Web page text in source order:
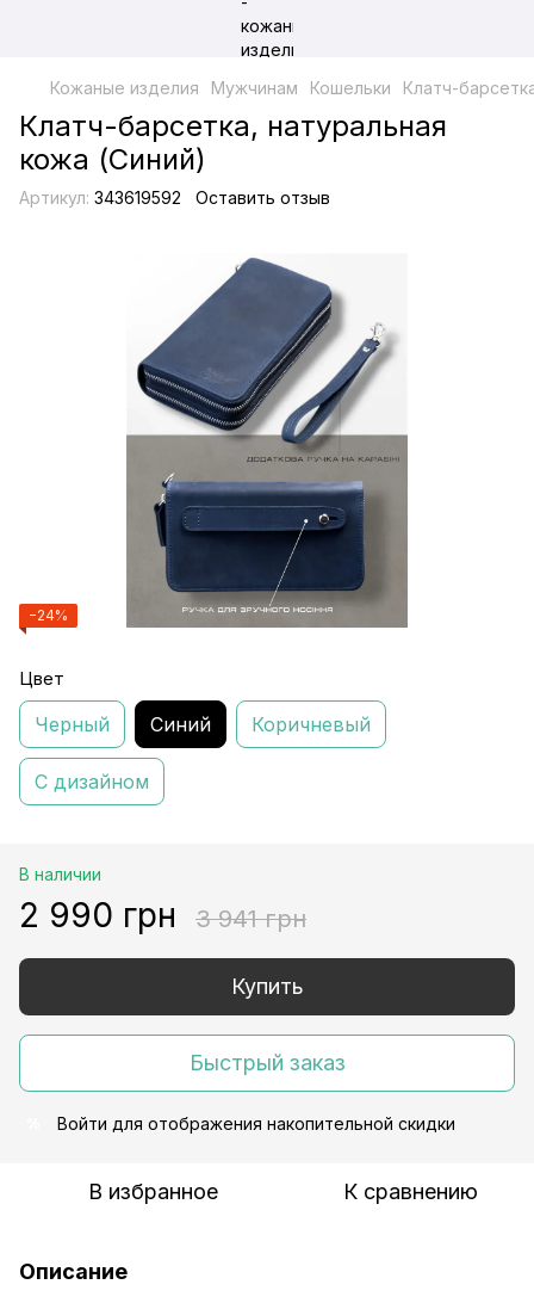
Кожаные изделия Мужчинам Кошельки Клатч-
Клатч-барсетка, натуральная
кожа (Синий)
Артикул: 343619592 Оставить отзыв
−24%
Цвет
Черный Синий Коричневый
С дизайном
В наличии
2 990 грн 3 941 грн
Купить
Быстрый заказ
Войти для отображения накопительной скидки
В избранное К сравнению
Описание